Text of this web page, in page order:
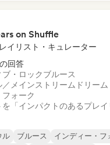
on Shuffle
イリスト・キュレーター
回答
・ロックブルース
／メインストリーム ドリー
ォーク
「インパクトのあるプレ
ル ブルース
インディー・フ